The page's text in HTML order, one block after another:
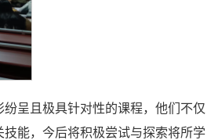
呈且极具针对性的课程，他们不仅
能，今后将积极尝试与探索将所学